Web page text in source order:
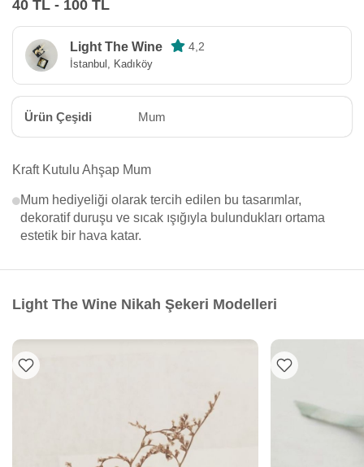
40 TL - 100 TL
Light The Wine 4,2
İstanbul, Kadıköy
Ürün Çeşidi Mum
Kraft Kutulu Ahşap Mum
Mum hediyeliği olarak tercih edilen bu tasarımlar,
dekoratif duruşu ve sıcak ışığıyla bulundukları ortama
estetik bir hava katar.
Light The Wine Nikah Şekeri Modelleri